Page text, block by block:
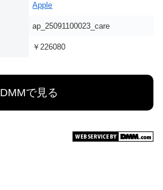
Apple
ap_25091100023_care
￥226080
DMMで見る